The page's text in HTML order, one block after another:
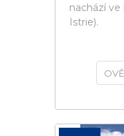
nachází
Istrie).